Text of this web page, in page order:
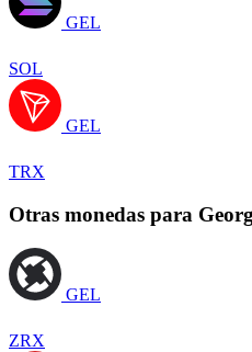
GEL
SOL
GEL
TRX
Otras monedas para
GEL
ZRX